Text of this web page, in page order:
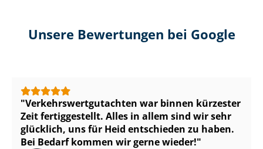
Unsere Bewertungen bei Google
Ver­kehrs­wert­gut­ach­ten war binnen kürzester
Zeit fertiggestellt. Alles in allem sind wir sehr
glücklich, uns für Heid entschieden zu haben.
Bei Bedarf kommen wir gerne wieder!